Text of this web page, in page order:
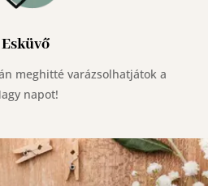
Esküvő
meghitté varázsolhatjátok a
napot!